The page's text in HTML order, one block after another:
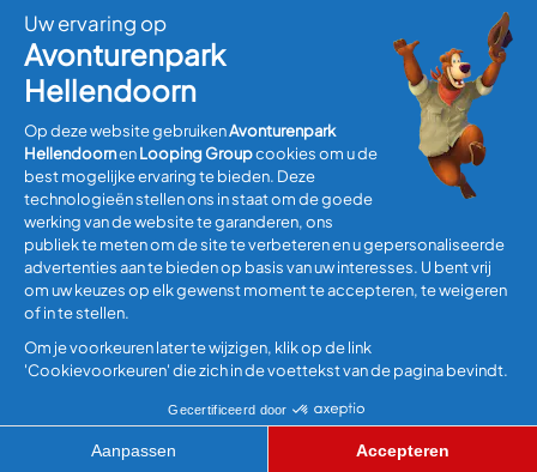
Bezoek plannen
Informatie
Algemene Voorwaarden Disclaimer
reserved.